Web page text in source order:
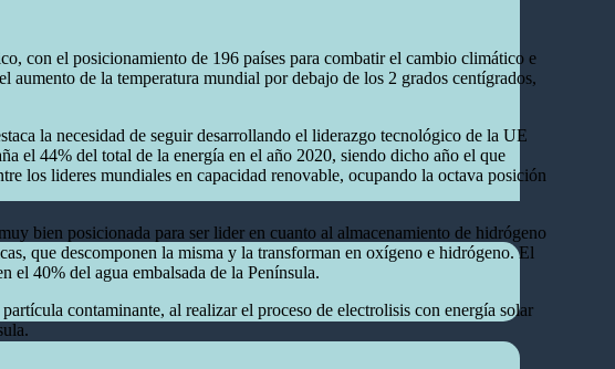
con el posicionamiento de 196 países para combatir el cambio climático e
de la temperatura mundial por debajo de los 2 grados centígrados,
la necesidad de seguir desarrollando el liderazgo tecnológico de la UE
el 44% del total de la energía en el año 2020, siendo dicho año el que
los lideres mundiales en capacidad renovable, ocupando la octava posición
bien posicionada para ser lider en cuanto al almacenamiento de hidrógeno
que descomponen la misma y la transforman en oxígeno e hidrógeno. El
el 40% del agua embalsada de la Península.
contaminante, al realizar el proceso de electrolisis con energía solar